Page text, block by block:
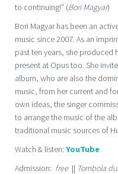
to continuing!” (Bori Magyar)
Bori Magyar has been an
music since 2007. As an
past ten years, she produced
present at Opus too. She
album, who are also the
music, from her current and
own ideas, the singer
to arrange the music of the
traditional music sources of
Watch & listen: YouTube
Admission: free || Tombola